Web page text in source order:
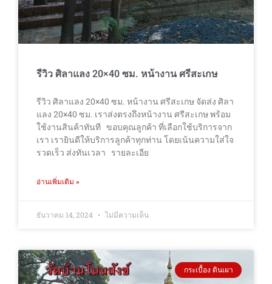
รีวิว ศิลาแลง 20×40 ซม. หน้างาน ศรีสะเกษ
รีวิว ศิลาแลง 20×40 ซม. หน้างาน ศรีสะเกษ จัดส่ง ศิลา
แลง 20×40 ซม. เราส่งตรงถึงหน้างาน ศรีสะเกษ พร้อม
ใช้งานสินค้าทันที ขอบคุณลูกค้า ที่เลือกใช้บริการจาก
เรา เรายินดีให้บริการลูกค้าทุกท่าน โดยเน้นความใส่ใจ
รวดเร็ว ส่งทันเวลา รายละเอีย
อ่านเพิ่มเติม »
ธันวาคม 14, 2024 ไม่มีความเห็น
กระเบื้อง ดินเผา